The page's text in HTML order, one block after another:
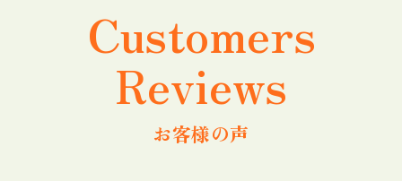
Customers
Reviews
お客様の声